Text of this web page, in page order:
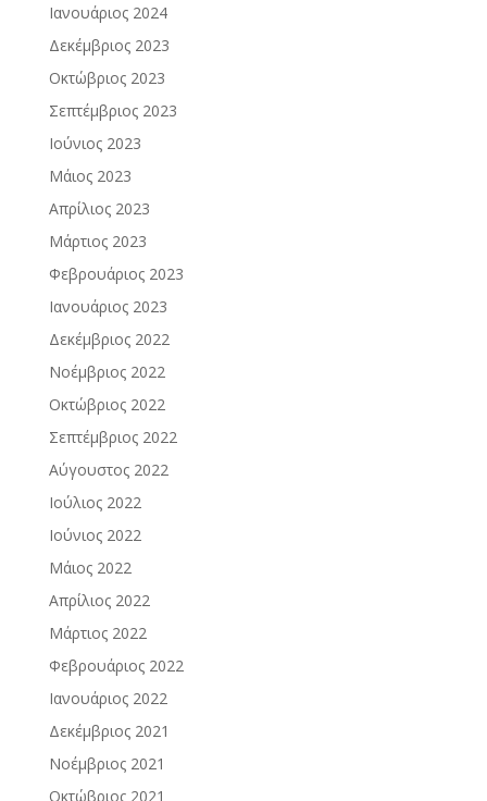
Ιανουάριος 2024
Δεκέμβριος 2023
Οκτώβριος 2023
Σεπτέμβριος 2023
Ιούνιος 2023
Μάιος 2023
Απρίλιος 2023
Μάρτιος 2023
Φεβρουάριος 2023
Ιανουάριος 2023
Δεκέμβριος 2022
Νοέμβριος 2022
Οκτώβριος 2022
Σεπτέμβριος 2022
Αύγουστος 2022
Ιούλιος 2022
Ιούνιος 2022
Μάιος 2022
Απρίλιος 2022
Μάρτιος 2022
Φεβρουάριος 2022
Ιανουάριος 2022
Δεκέμβριος 2021
Νοέμβριος 2021
Οκτώβριος 2021